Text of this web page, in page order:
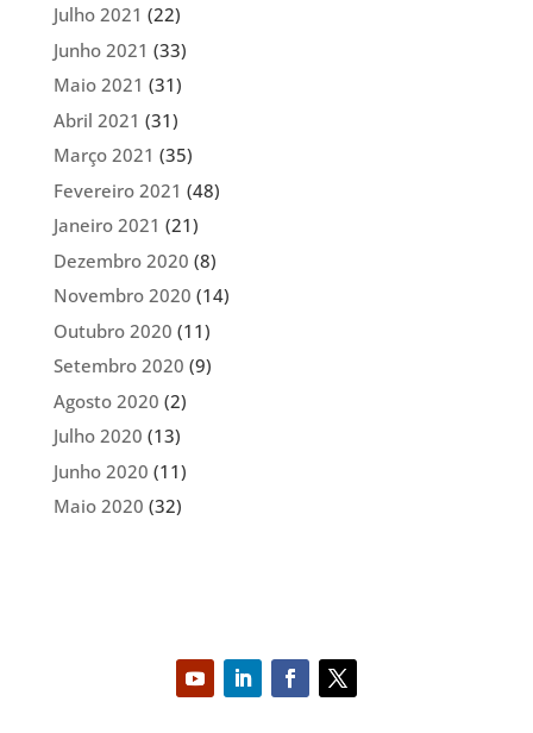
Julho 2021 (22)
Junho 2021 (33)
Maio 2021 (31)
Abril 2021 (31)
Março 2021 (35)
Fevereiro 2021 (48)
Janeiro 2021 (21)
Dezembro 2020 (8)
Novembro 2020 (14)
Outubro 2020 (11)
Setembro 2020 (9)
Agosto 2020 (2)
Julho 2020 (13)
Junho 2020 (11)
Maio 2020 (32)